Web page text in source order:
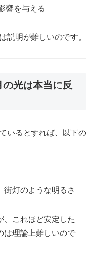
響を与える
説明が難しいのです。
光は本当に反
いるとすれば、以下の
街灯のような明るさ
、これほど安定した
は理論上難しいので